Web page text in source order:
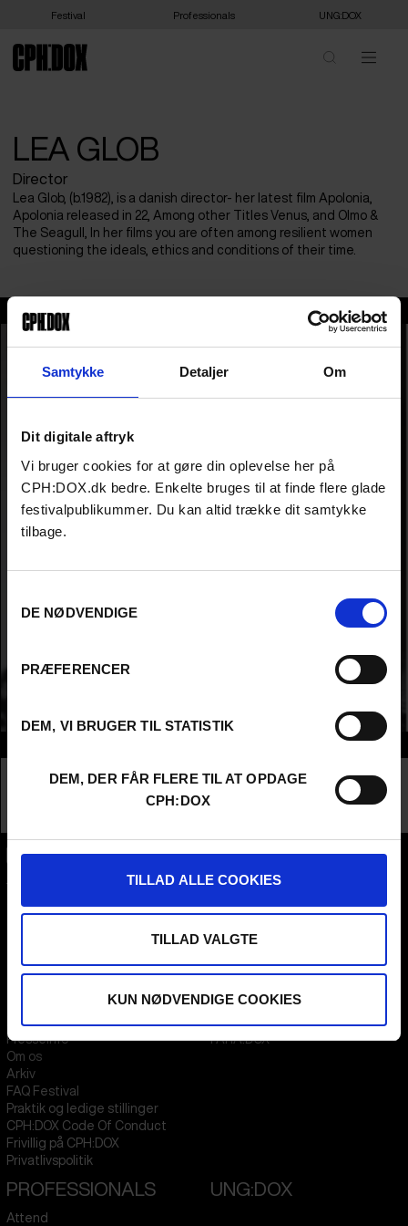
Samtykke Detaljer Om
Dit digitale aftryk
Vi bruger cookies for at gøre din oplevelse her på
CPH:DOX.dk bedre. Enkelte bruges til at finde flere glade
festivalpublikummer. Du kan altid trække dit samtykke
tilbage.
DE NØDVENDIGE
PRÆFERENCER
DEM, VI BRUGER TIL STATISTIK
DEM, DER FÅR FLERE TIL AT OPDAGE
CPH:DOX
TILLAD ALLE COOKIES
TILLAD VALGTE
KUN NØDVENDIGE COOKIES
Festival Professionals UNG:DOX
LEA GLOB
Director
Lea Glob, (b.1982), is a danish director- her latest film Apolonia,
Apolonia released in 22, Among other Titles Venus, and Olmo &
The Seagull, In her films you are often among resilient women
questioning the ideals, ethics and conditions of their time.
Lea Glob
Nationalitet
Denmark
Real Lava
1711Copenhagen V
CVR31285569
FESTIVAL 2026 DA
Kontakt
Presseinfo
Om os
Arkiv
FAQ Festival
Praktik og ledige stillinger
CPH:DOX Code Of Conduct
Frivillig på CPH:DOX
Privatlivspolitik
STREAMING
KLUB:DOX
PARA:DOX
PROFESSIONALS
Attend
UNG:DOX